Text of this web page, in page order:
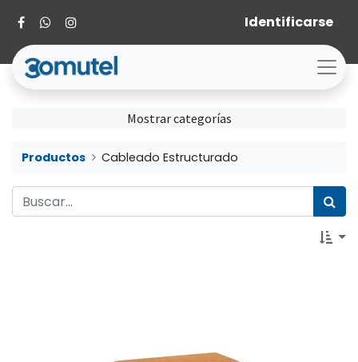
Identificarse
Mostrar categorías
Productos Cableado Estructurado